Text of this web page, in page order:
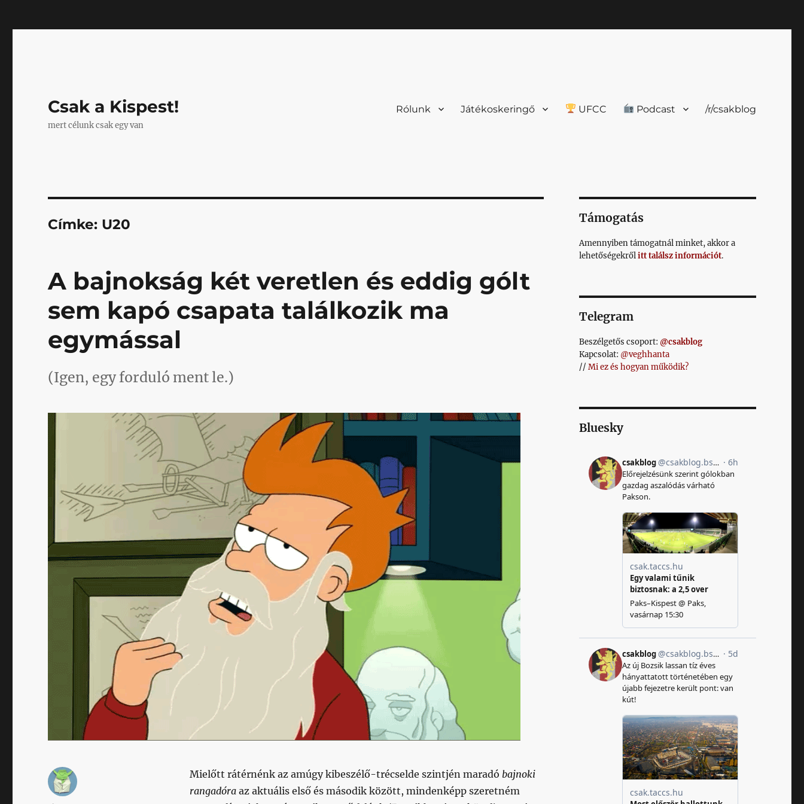
Csak a Kispest!
mert célunk csak egy van
Rólunk Játékoskeringő UFCC Podcast /r/csakblog
Címke: U20
A bajnokság két veretlen és eddig gólt
sem kapó csapata találkozik ma
egymással
(Igen, egy forduló ment le.)
Mielőtt rátérnénk az amúgy kibeszélő-trécselde szintjén maradó bajnoki
rangadóra az aktuális első és második között, mindenképp szeretném
Támogatás
Amennyiben támogatnál minket, akkor a
lehetőségekrőlitt találsz információt.
Telegram
Beszélgetős csoport: @csakblog
Kapcsolat: @veghhanta
// Mi ez és hogyan működik?
Bluesky